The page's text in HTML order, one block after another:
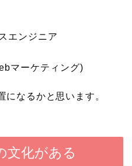
エンジニア
マーケティング)
になるかと思います。
文化がある